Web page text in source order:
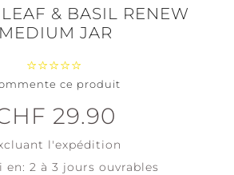
& BASIL RENEW
MEDIUM JAR
ce produit
29.90
l'expédition
en: 2 à 3 jours ouvrables